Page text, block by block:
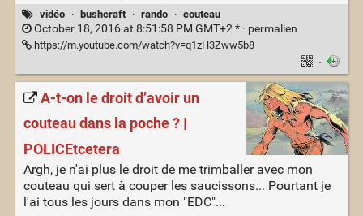
vidéo · bushcraft · rando · couteau
October 18, 2016 at 8:51:58 PM GMT+2 * · permalien
https://m.youtube.com/watch?v=q1zH3Zww5b8
·
A-t-on le droit d’avoir un
couteau dans la poche ? |
POLICEtcetera
Argh, je n'ai plus le droit de me trimballer avec mon
couteau qui sert à couper les saucissons... Pourtant je
l'ai tous les jours dans mon "EDC"...